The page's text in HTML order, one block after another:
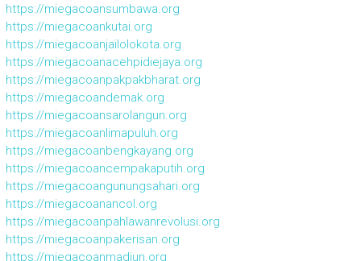
https://miegacoansumbawa.org
https://miegacoankutai.org
https://miegacoanjailolokota.org
https://miegacoanacehpidiejaya.org
https://miegacoanpakpakbharat.org
https://miegacoandemak.org
https://miegacoansarolangun.org
https://miegacoanlimapuluh.org
https://miegacoanbengkayang.org
https://miegacoancempakaputih.org
https://miegacoangunungsahari.org
https://miegacoanancol.org
https://miegacoanpahlawanrevolusi.org
https://miegacoanpakerisan.org
https://miegacoanmadiun.org